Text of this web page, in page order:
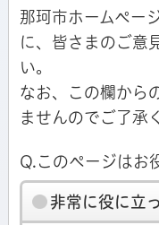
那珂市ホームペー
に、皆さまのご意
い。
なお、この欄から
ませんのでご了承
Q.このページはお
非常に役に立